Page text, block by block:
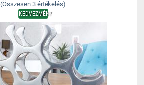
(Összesen 3 értékelés)
KEDVEZMÉNY